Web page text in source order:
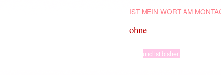
IST MEIN WORT AM
ohne
und ist bisher.